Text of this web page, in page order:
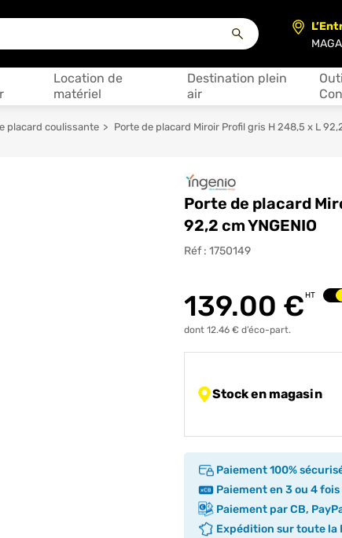
Location de
matériel
Destination plein
air
placard coulissante Porte de placard Miroir Profil gris H 248,5 x L
Porte de placard
92,2 cm YNGENIO
Réf : 1750149
HT
139.00 €
dont 12.46 € d’éco-part.
Stock en magasin
Paiement 100%
Paiement en 3 ou 4
Paiement par CB,
Expédition sur toute la